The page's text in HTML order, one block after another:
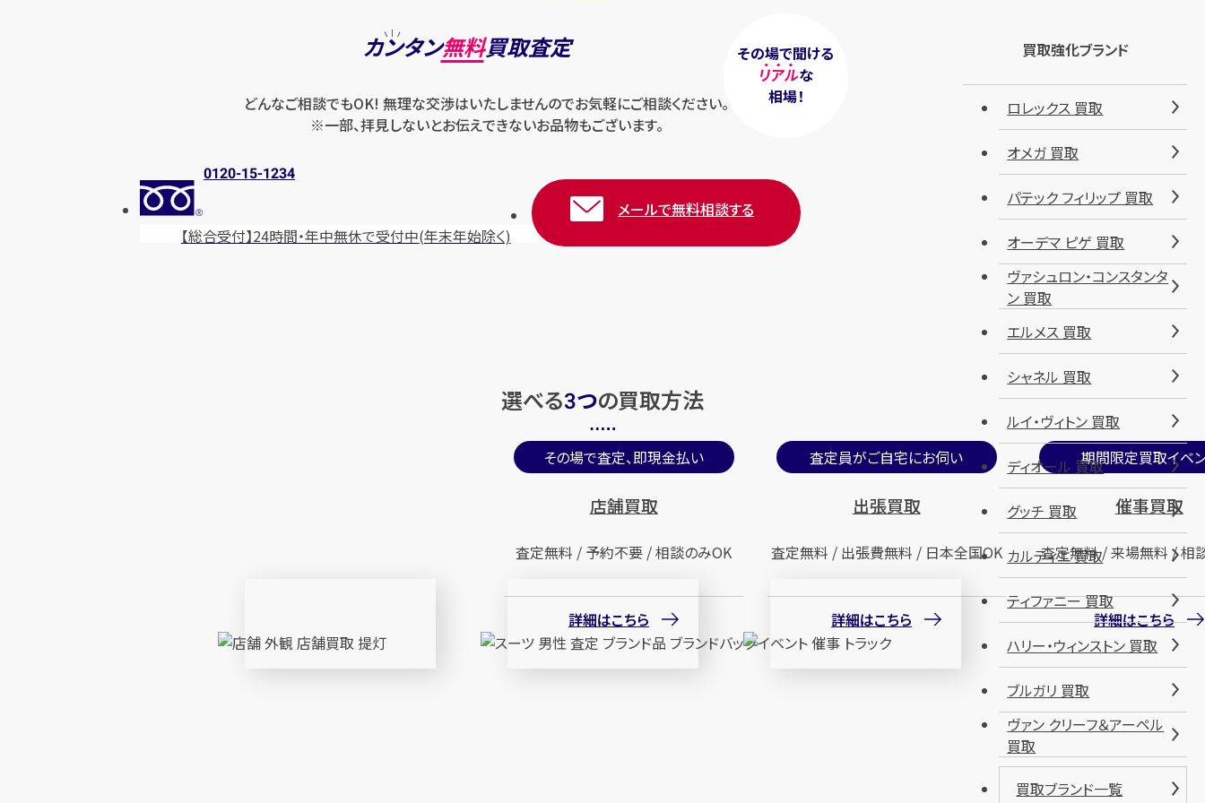
その場で聞ける
リアルな
相場！
カンタン無料買取査定
どんなご相談でもOK! 無理な交渉はいたしませんのでお気軽にご相談ください。
※一部、拝見しないとお伝えできないお品物もございます。
0120-15-1234
【総合受付】24時間・年中無休で受付中(年末年始除く)
メールで無料相談する
選べる3つの買取方法
その場で査定、即現金払い
店舗買取
査定無料 / 予約不要 / 相談のみOK
詳細はこちら
査定員がご自宅にお伺い
出張買取
査定無料 / 出張費無料 / 日本全国OK
詳細はこちら
期間限定買取イベ
催事買取
査定無料 / 来場無料 / 相
詳細はこちら
買取強化ブランド
ロレックス 買取
オメガ 買取
パテック フィリップ 買取
オーデマ ピゲ 買取
ヴァシュロン・コンスタンタ
ン 買取
エルメス 買取
シャネル 買取
ルイ・ヴィトン 買取
ディオール 買取
グッチ 買取
カルティエ 買取
ティファニー 買取
ハリー・ウィンストン 買取
ブルガリ 買取
ヴァン クリーフ＆アーペル
買取
買取ブランド一覧